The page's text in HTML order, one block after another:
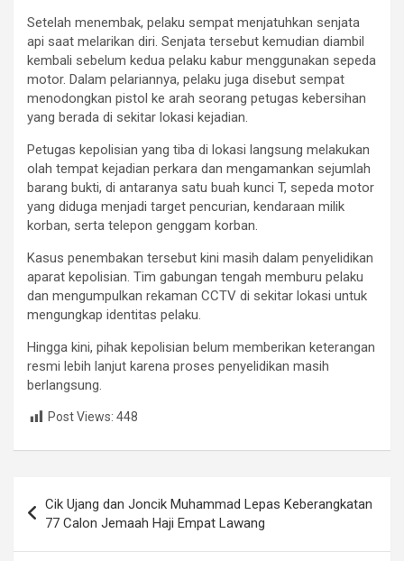
Setelah menembak, pelaku sempat menjatuhkan senjata
api saat melarikan diri. Senjata tersebut kemudian diambil
kembali sebelum kedua pelaku kabur menggunakan sepeda
motor. Dalam pelariannya, pelaku juga disebut sempat
menodongkan pistol ke arah seorang petugas kebersihan
yang berada di sekitar lokasi kejadian.
Petugas kepolisian yang tiba di lokasi langsung melakukan
olah tempat kejadian perkara dan mengamankan sejumlah
barang bukti, di antaranya satu buah kunci T, sepeda motor
yang diduga menjadi target pencurian, kendaraan milik
korban, serta telepon genggam korban.
Kasus penembakan tersebut kini masih dalam penyelidikan
aparat kepolisian. Tim gabungan tengah memburu pelaku
dan mengumpulkan rekaman CCTV di sekitar lokasi untuk
mengungkap identitas pelaku.
Hingga kini, pihak kepolisian belum memberikan keterangan
resmi lebih lanjut karena proses penyelidikan masih
berlangsung.
Post Views: 448
navigation
Cik Ujang dan Joncik Muhammad Lepas Keberangkatan
77 Calon Jemaah Haji Empat Lawang